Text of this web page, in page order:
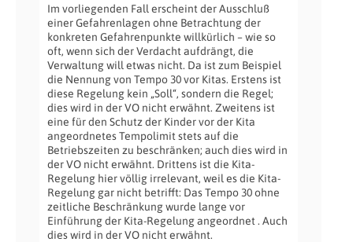
Im vorliegenden Fall erscheint der Ausschluß
einer Gefahrenlagen ohne Betrachtung der
konkreten Gefahrenpunkte willkürlich – wie so
oft, wenn sich der Verdacht aufdrängt, die
Verwaltung will etwas nicht. Da ist zum Beispiel
die Nennung von Tempo 30 vor Kitas. Erstens ist
diese Regelung kein „Soll“, sondern die Regel;
dies wird in der VO nicht erwähnt. Zweitens ist
eine für den Schutz der Kinder vor der Kita
angeordnetes Tempolimit stets auf die
Betriebszeiten zu beschränken; auch dies wird in
der VO nicht erwähnt. Drittens ist die Kita-
Regelung hier völlig irrelevant, weil es die Kita-
Regelung gar nicht betrifft: Das Tempo 30 ohne
zeitliche Beschränkung wurde lange vor
Einführung der Kita-Regelung angeordnet . Auch
dies wird in der VO nicht erwähnt.